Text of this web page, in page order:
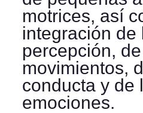
motrices, así
integración de
percepción,
movimientos,
conducta y de
emociones.